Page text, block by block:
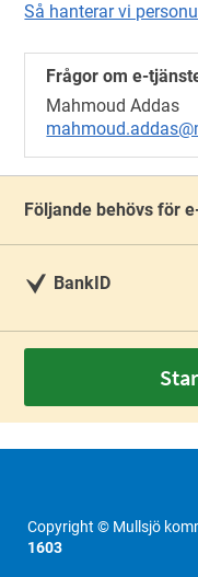
Så hanterar vi
Frågor om e-
Mahmoud Addas
Följande behövs för
BankID
Copyright © Mullsjö
1603